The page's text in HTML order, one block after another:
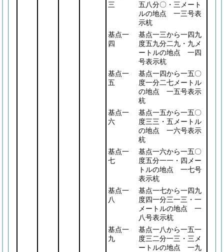
三
五八分〇・三メート
ルの地点 一三号表
示杭
基点一
四
基点一三から一四九
度五九分二九・九メ
ートルの地点 一四
号表示杭
基点一
五
基点一四から一五〇
度一分二七メートル
の地点 一五号表示
杭
基点一
六
基点一五から一五〇
度三三・五メートル
の地点 一六号表示
杭
基点一
七
基点一六から一五〇
度五分一一・四メー
トルの地点 一七号
表示杭
基点一
八
基点一七から一四九
度四一分三一三・一
メートルの地点 一
八号表示杭
基点一
九
基点一八から一五一
度三二分一三・三メ
ートルの地点 一九